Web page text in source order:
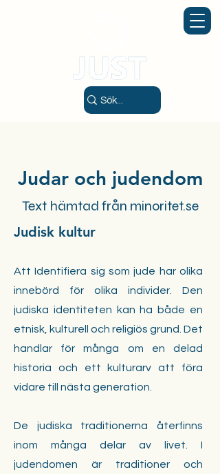
Judar och judendom
Text hämtad från minoritet.se
Judisk kultur
Att Identifiera sig som jude har olika
innebörd för olika individer. Den
judiska identiteten kan ha både en
etnisk, kulturell och religiös grund. Det
handlar för många om en delad
historia och ett kulturarv att föra
vidare till nästa generation.
De judiska traditionerna återfinns
inom många delar av livet. I
judendomen är traditioner och